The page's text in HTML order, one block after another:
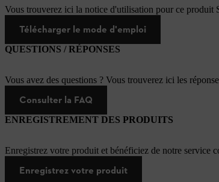
Vous trouverez ici la notice d'utilisation pour ce produit
Télécharger le mode d'emploi
QUESTIONS / RÉPONSES
Vous avez des questions ? Vous trouverez ici les
Consulter la FAQ
ENREGISTREMENT DES PRODUITS
Enregistrez votre produit et bénéficiez de notre service
Enregistrez votre produit